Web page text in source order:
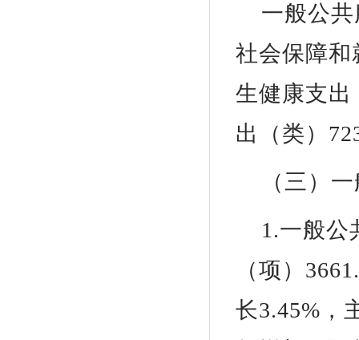
一般公
社会保障和
生健康支出
出（类）
（三）
1.一般公
（项）
长3.45%，